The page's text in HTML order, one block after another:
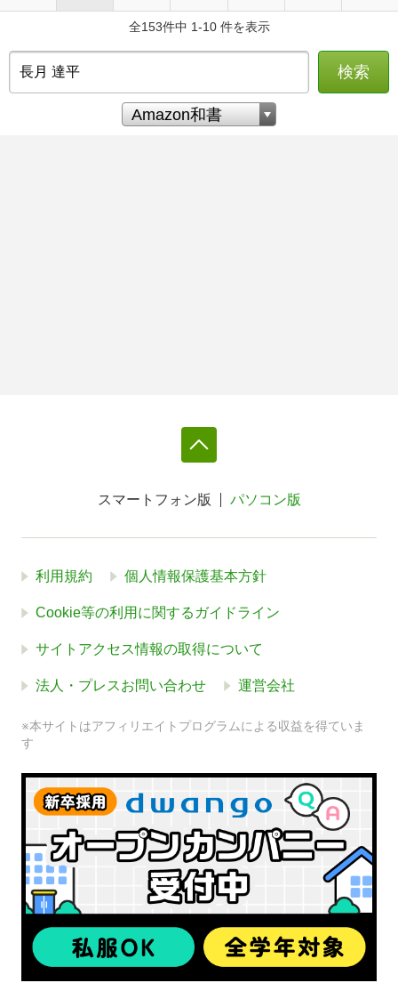
全153件中 1-10 件を表示
検索
スマートフォン版 パソコン版
利用規約 個人情報保護基本方針
Cookie等の利用に関するガイドライン
サイトアクセス情報の取得について
法人・プレスお問い合わせ 運営会社
※本サイトはアフィリエイトプログラムによる収益を得ていま
す